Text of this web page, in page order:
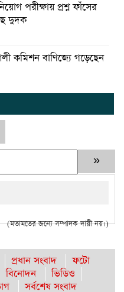
পরীক্ষায় প্রশ্ন ফাঁসের
দুদক
কমিশন বাণিজ্যে গড়েছেন
(মতামতের জন্যে সম্পাদক দায়ী নয়।)
প্রধান সংবাদ
ফটো
বিনোদন
ভিডিও
সর্বশেষ সংবাদ